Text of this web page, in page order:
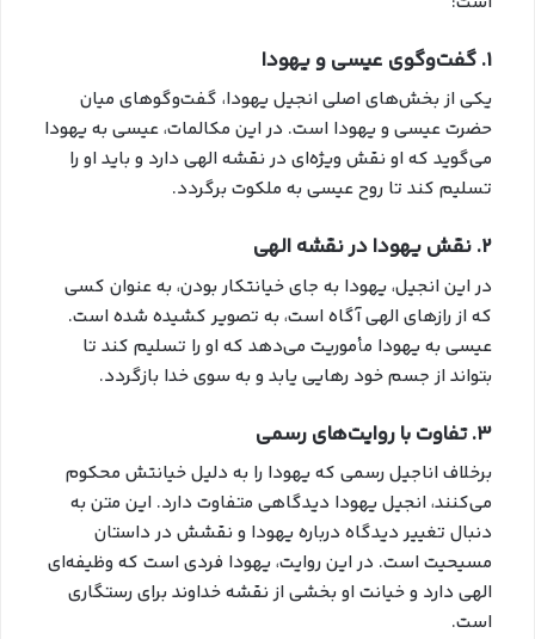
1. گفت‌وگوی عیسی و یهودا
یکی از بخش‌های اصلی انجیل یهودا، گفت‌وگوهای میان
حضرت عیسی و یهودا است. در این مکالمات، عیسی به یهودا
می‌گوید که او نقش ویژه‌ای در نقشه الهی دارد و باید او را
تسلیم کند تا روح عیسی به ملکوت برگردد.
2. نقش یهودا در نقشه الهی
در این انجیل، یهودا به جای خیانتکار بودن، به عنوان کسی
که از رازهای الهی آگاه است، به تصویر کشیده شده است.
عیسی به یهودا مأموریت می‌دهد که او را تسلیم کند تا
بتواند از جسم خود رهایی یابد و به سوی خدا بازگردد.
3. تفاوت با روایت‌های رسمی
برخلاف اناجیل رسمی که یهودا را به دلیل خیانتش محکوم
می‌کنند، انجیل یهودا دیدگاهی متفاوت دارد. این متن به
دنبال تغییر دیدگاه درباره یهودا و نقشش در داستان
مسیحیت است. در این روایت، یهودا فردی است که وظیفه‌ای
الهی دارد و خیانت او بخشی از نقشه خداوند برای رستگاری
است.